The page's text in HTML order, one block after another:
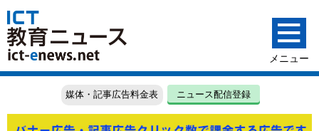
媒体・記事広告料金表 ニュース配信登録